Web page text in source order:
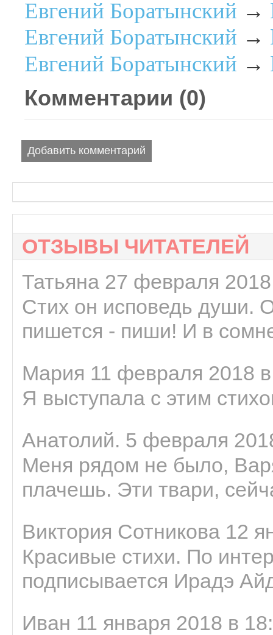
Евгений Боратынский →
Евгений Боратынский →
Евгений Боратынский →
Комментарии (0)
Добавить комментарий
ОТЗЫВЫ ЧИТАТЕЛЕЙ
Татьяна 27 февраля
Стих он исповедь души.
пишется - пиши! И в
Мария 11 февраля 2018
Я выступала с этим
Анатолий. 5 февраля
Меня рядом не было,
плачешь. Эти твари,
Виктория Сотникова 12
Красивые стихи. По
подписывается Ирадэ
Иван 11 января 2018 в